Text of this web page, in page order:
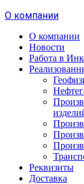
О компании
О компании
Новости
Работа в
Реквизиты
Доставка